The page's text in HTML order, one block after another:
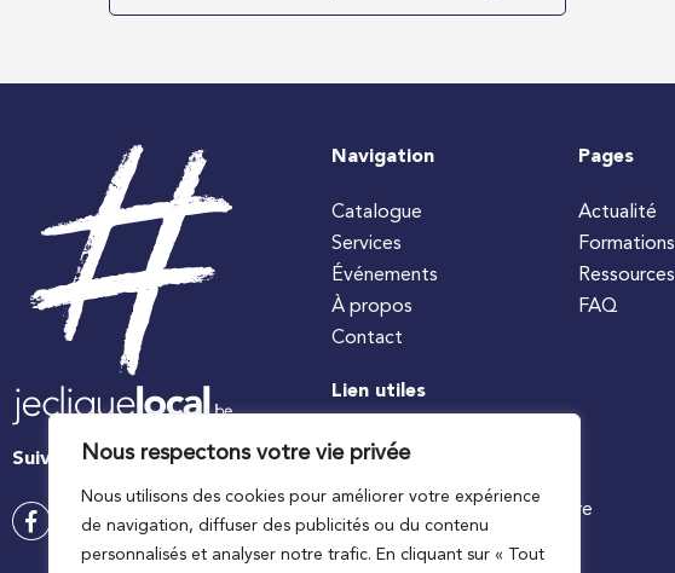
Nous respectons votre vie privée
Nous utilisons des cookies pour améliorer votre expérience
de navigation, diffuser des publicités ou du contenu
personnalisés et analyser notre trafic. En cliquant sur « Tout
Suivez-nous
Navigation
Catalogue
Services
Événements
À propos
Contact
Pages
Actualité
Formations
Ressources
FAQ
Lien utiles
#jecuisinelocal
Ministre wallon de l’agriculture